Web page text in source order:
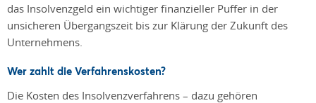
das Insolvenzgeld ein wichtiger finanzieller Puffer in der
unsicheren Übergangszeit bis zur Klärung der Zukunft des
Unternehmens.
Wer zahlt die Verfahrenskosten?
Die Kosten des Insolvenzverfahrens – dazu gehören